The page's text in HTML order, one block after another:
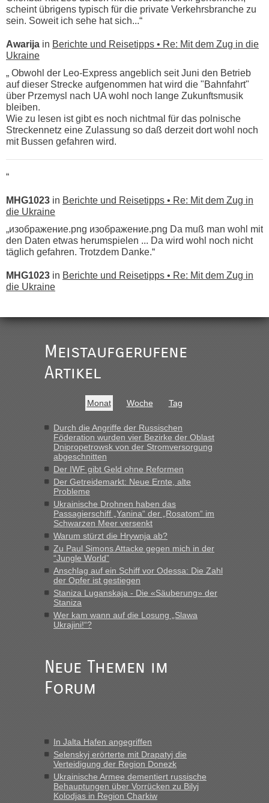
scheint übrigens typisch für die private Verkehrsbranche zu
sein. Soweit ich sehe hat sich...“
Awarija in Berichte und Reisetipps • Re: Mit dem Zug in die
Ukraine
„ Obwohl der Leo-Express angeblich seit Juni den Betrieb
auf dieser Strecke aufgenommen hat wird die "Bahnfahrt"
über Przemysl nach UA wohl noch lange Zukunftsmusik
bleiben.
Wie zu lesen ist gibt es noch nichtmal für das polnische
Streckennetz eine Zulassung so daß derzeit dort wohl noch
mit Bussen gefahren wird.
“
MHG1023 in Berichte und Reisetipps • Re: Mit dem Zug in
die Ukraine
„изображение.png изображение.png Da muß man wohl mit
den Daten etwas herumspielen ... Da wird wohl noch nicht
täglich gefahren. Trotzdem Danke.“
MHG1023 in Berichte und Reisetipps • Re: Mit dem Zug in
die Ukraine
Ist korrekt, aber ich finde man hätte trotzdem im Text gleich
darauf hinweisen können.
War aber nicht "böse" gemeint ...
buchbar - warum auch immer ...
Hab´s versucht - bekomme aber immer angezeigt "auf dieser
Strecke fahren wir nicht"
MHG1023 inBerichte und Reisetipps • Re: Mit dem Zug in
die Ukraine
„Man sollte aber explizit dazu schreiben, daß es ein Zug von
LeoExpress ist - und nur auf deren Webseite kann man die
Fahrkarten kaufen. Zumindest ist es die erste Umsteigefreie
Verbindung von Deutschland...“
Recht, Visa und Dokumente • Re: Deklaration
gebrauchter Kleidung beim Zoll
„Vielen Dank, mit einem Briefchen meiner Frau im Gepäck
gab es keine Probleme“
fast 11 Milliarden aufgedeckt
„Am besten wäre natürlich, wenn die Frau mit dabei ist.
Alleinreisende Männer stehen schließlich immer unter
Milliarden aufgedeckt
„Kein Zoll. Du musst an sich nur sagen dass das privat ist
und du nicht damit handeln willst. So lange das nicht
Originalverpackt ist und ersichlich das nicht neu sollte es
keine Probleme geben“
Meistaufgerufene
Artikel
Monat Woche Tag
Durch die Angriffe der Russischen
Föderation wurden vier Bezirke der Oblast
Dnipropetrowsk von der Stromversorgung
abgeschnitten
Der IWF gibt Geld ohne Reformen
Der Getreidemarkt: Neue Ernte, alte
Probleme
Ukrainische Drohnen haben das
Passagierschiff „Yanina“ der „Rosatom“ im
Schwarzen Meer versenkt
Warum stürzt die Hrywnja ab?
Zu Paul Simons Attacke gegen mich in der
“Jungle World”
Anschlag auf ein Schiff vor Odessa: Die Zahl
der Opfer ist gestiegen
Staniza Luganskaja - Die «Säuberung» der
Staniza
Wer kam wann auf die Losung „Slawa
Ukrajini!“?
Neue Themen im
Forum
In Jalta Hafen angegriffen
Selenskyj erörterte mit Drapatyj die
Verteidigung der Region Donezk
Ukrainische Armee dementiert russische
Behauptungen über Vorrücken zu Bilyj
Kolodjas in Region Charkiw